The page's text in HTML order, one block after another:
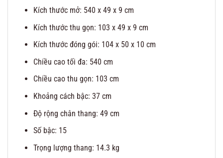
Kích thước mở: 540 x 49 x 9 cm
Kích thước thu gọn: 103 x 49 x 9 cm
Kích thước đóng gói: 104 x 50 x 10 cm
Chiều cao tối đa: 540 cm
Chiều cao thu gọn: 103 cm
Khoảng cách bậc: 37 cm
Độ rộng chân thang: 49 cm
Số bậc: 15
Trọng lượng thang: 14.3 kg